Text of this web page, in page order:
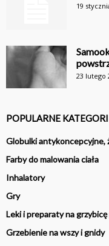
19
23 lutego
POPULARNE
Globulki antykoncepcyjne,
Farby do malowania ciała
Inhalatory
Gry
Leki i preparaty na
Grzebienie na wszy i gnidy